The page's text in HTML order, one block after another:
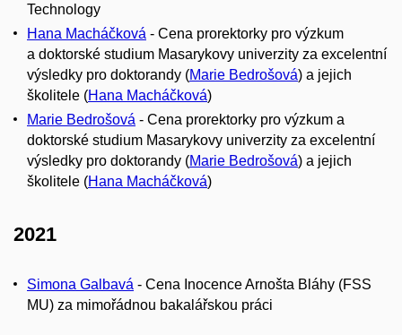
Technology
Hana Macháčková - Cena prorektorky pro výzkum
a doktorské studium Masarykovy univerzity za excelentní
výsledky pro doktorandy (Marie Bedrošová) a jejich
školitele (Hana Macháčková)
Marie Bedrošová - Cena prorektorky pro výzkum a
doktorské studium Masarykovy univerzity za excelentní
výsledky pro doktorandy (Marie Bedrošová) a jejich
školitele (Hana Macháčková)
2021
Simona Galbavá - Cena Inocence Arnošta Bláhy (FSS
MU) za mimořádnou bakalářskou práci